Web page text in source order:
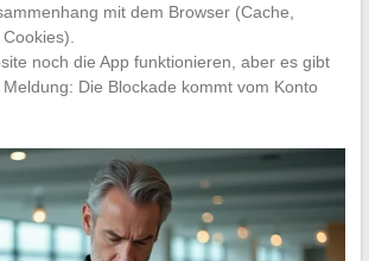
mit dem Browser (Cache,
noch die App funktionieren, aber es gibt
Die Blockade kommt vom Konto